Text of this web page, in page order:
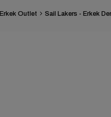
Erkek Outlet Sail Lakers - Erkek